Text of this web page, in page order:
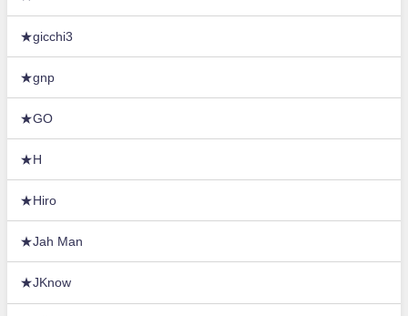
★gicchi3
★gnp
★GO
★H
★Hiro
★Jah Man
★JKnow